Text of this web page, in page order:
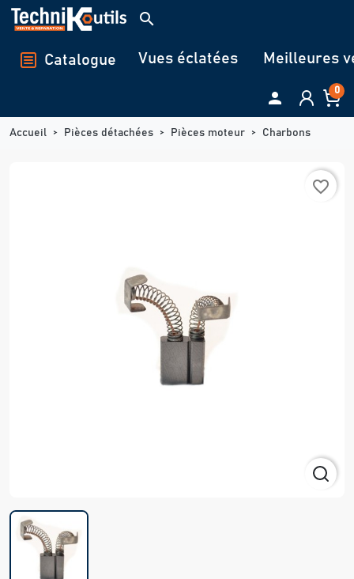
Panneau de gestion des cookies
search
Catalogue Vues éclatées Meilleures
 0
Accueil Pièces détachées Pièces moteur Charbons
favorite_border